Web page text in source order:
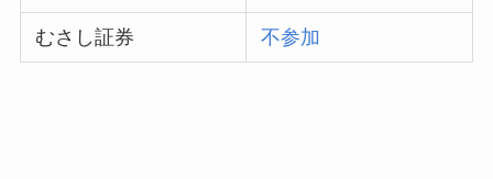
むさし証券 不参加